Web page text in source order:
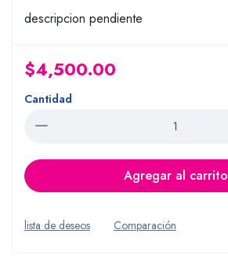
descripcion pendiente
$4,500.00
Cantidad
Agregar al carrito
lista de deseos Comparación